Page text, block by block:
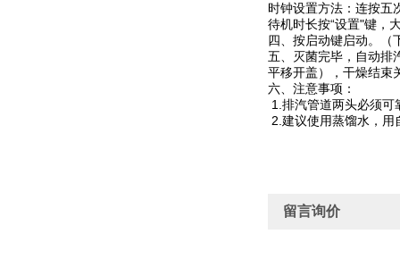
时钟设置方法：连按五
待机时长按“设置"键，
四、按启动键启动。（
五、灭菌完毕，自动排
平移开盖），干燥结束
六、注意事项：
1.排汽管道两头必须可
2.建议使用蒸馏水，用
留言询价